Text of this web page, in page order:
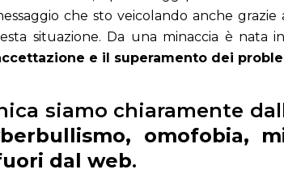
che sto veicolando anche grazie
situazione. Da una minaccia è nata
e il superamento dei
siamo chiaramente
omofobia,
dal web.